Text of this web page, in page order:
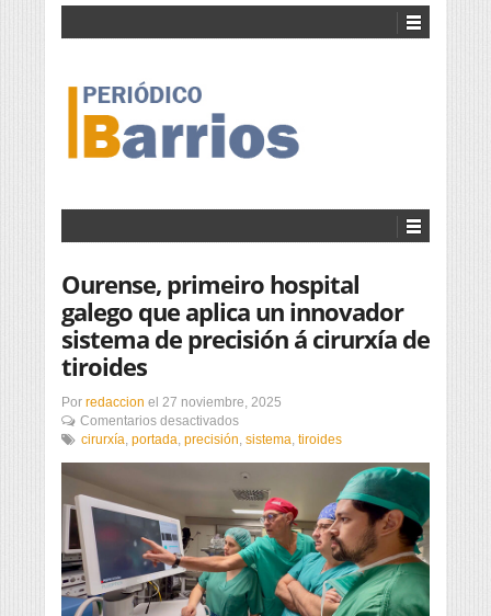
Ourense, primeiro hospital
galego que aplica un innovador
sistema de precisión á cirurxía de
tiroides
Por redaccion el 27 noviembre, 2025
Comentarios desactivadosen
Ourense,
hospital
galego
que
aplica
un
innovador
sistema
de
cirurxía, portada, precisión, sistema, tiroides